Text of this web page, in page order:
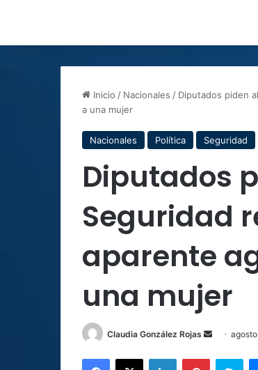
Inicio / Nacionales / Diputados piden
a una mujer
Nacionales Política Seguridad
Diputados
Seguridad
aparente
una mujer
Claudia González Rojas
Send
email
Facebook
X LinkedInPinterest